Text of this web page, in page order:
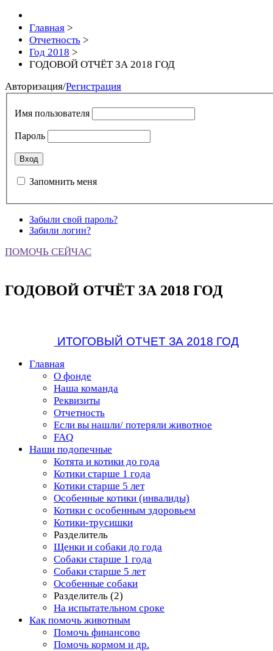
Главная >
Отчетность >
Год 2018 >
ГОДОВОЙ ОТЧЁТ ЗА 2018 ГОД
Авторизация/Регистрация
Имя пользователя
Пароль
Запомнить меня
Забыли свой пароль?
Забили логин?
ПОМОЧЬ СЕЙЧАС
ГОДОВОЙ ОТЧЁТ ЗА 2018 ГОД
ИТОГОВЫЙ ОТЧЕТ ЗА 2018 ГОД
Главная
О фонде
Наша команда
Реквизиты
Отчетность
Если вы нашли/ потеряли животное
FAQ
Наши подопечные
Котята и котики до года
Котики старше 1 года
Котики старше 5 лет
Особенные котики (инвалиды)
Котики с особенным здоровьем
Котики-трусишки
Разделитель
Щенки и собаки до года
Собаки старше 1 года
Собаки старше 5 лет
Особенные собаки
Разделитель (2)
На испытательном сроке
Как помочь животным
Помочь финансово
Помочь кормом и др.